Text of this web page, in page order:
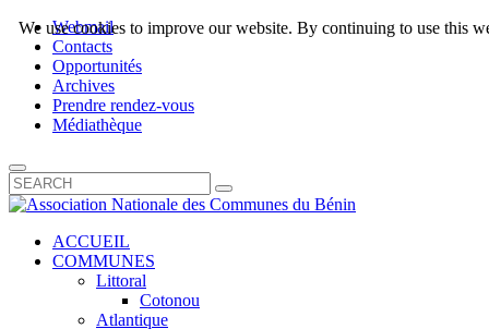
Webmail
Contacts
Opportunités
Archives
Prendre rendez-vous
Médiathèque
ACCUEIL
COMMUNES
Littoral
Cotonou
Atlantique
We use cookies to improve our website. By continuing to use this